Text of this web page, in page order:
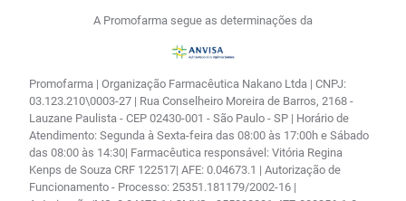
A Promofarma segue as determinações da
Promofarma | Organização Farmacêutica Nakano Ltda | CNPJ:
03.123.210\0003-27 | Rua Conselheiro Moreira de Barros, 2168 -
Lauzane Paulista - CEP 02430-001 - São Paulo - SP | Horário de
Atendimento: Segunda à Sexta-feira das 08:00 às 17:00h e Sábado
das 08:00 às 14:30| Farmacêutica responsável: Vitória Regina
Kenps de Souza CRF 122517| AFE: 0.04673.1 | Autorização de
Funcionamento - Processo: 25351.181179/2002-16 |